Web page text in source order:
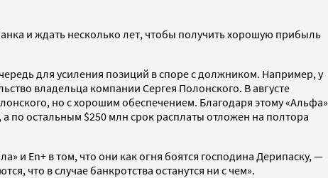
и ждать несколько лет, чтобы получить хорошую прибыль
для усиления позиций в споре с должником. Например, у
владельца компании Сергея Полонского. В августе
но с хорошим обеспечением. Благодаря этому «Альфа»
по остальным $250 млн срок расплаты отложен на полтора
и En+ в том, что они как огня боятся господина Дерипаску, —
что в случае банкротства останутся ни с чем».